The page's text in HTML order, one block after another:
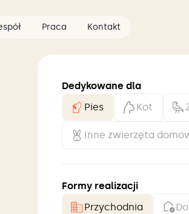
Praca Kontakt
Dedykowane dla
Pies
Kot
Inne zwierzęta
Formy realizacji
Przychodnia